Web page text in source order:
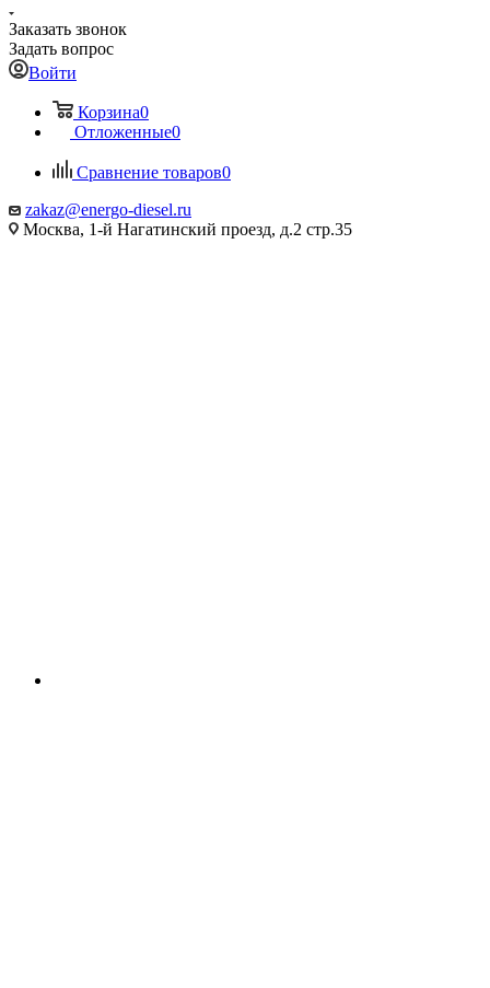
Заказать звонок
Задать вопрос
Войти
Корзина0
Отложенные0
Сравнение товаров0
zakaz@energo-diesel.ru
Москва, 1-й Нагатинский проезд, д.2 стр.35